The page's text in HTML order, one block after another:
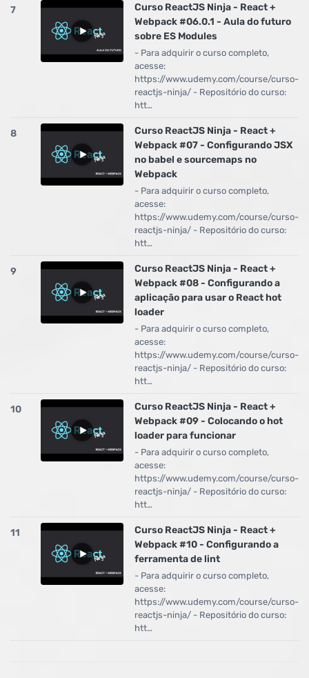
7
Curso ReactJS Ninja - React +
Webpack #06.0.1 - Aula do futuro
sobre ES Modules
- Para adquirir o curso completo,
acesse:
https://www.udemy.com/course/curso-
reactjs-ninja/ - Repositório do curso:
htt…
8
Curso ReactJS Ninja - React +
Webpack #07 - Configurando JSX
no babel e sourcemaps no
Webpack
- Para adquirir o curso completo,
acesse:
https://www.udemy.com/course/curso-
reactjs-ninja/ - Repositório do curso:
htt…
9
Curso ReactJS Ninja - React +
Webpack #08 - Configurando a
aplicação para usar o React hot
loader
- Para adquirir o curso completo,
acesse:
https://www.udemy.com/course/curso-
reactjs-ninja/ - Repositório do curso:
htt…
10
Curso ReactJS Ninja - React +
Webpack #09 - Colocando o hot
loader para funcionar
- Para adquirir o curso completo,
acesse:
https://www.udemy.com/course/curso-
reactjs-ninja/ - Repositório do curso:
htt…
11
Curso ReactJS Ninja - React +
Webpack #10 - Configurando a
ferramenta de lint
- Para adquirir o curso completo,
acesse:
https://www.udemy.com/course/curso-
reactjs-ninja/ - Repositório do curso:
htt…